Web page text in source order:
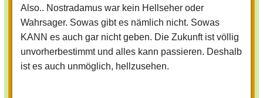
Warum solltee er sich jetzt geirrt
haben???
Was glaubt ihr,sind wir schuld am
weltuntergang?Oder muss es so sein,will
Gott es?
Also.. Nostradamus war kein Hellseher oder
Wahrsager. Sowas gibt es nämlich nicht. Sowas
KANN es auch gar nicht geben. Die Zukunft ist völlig
unvorherbestimmt und alles kann passieren. Deshalb
ist es auch unmöglich, hellzusehen.